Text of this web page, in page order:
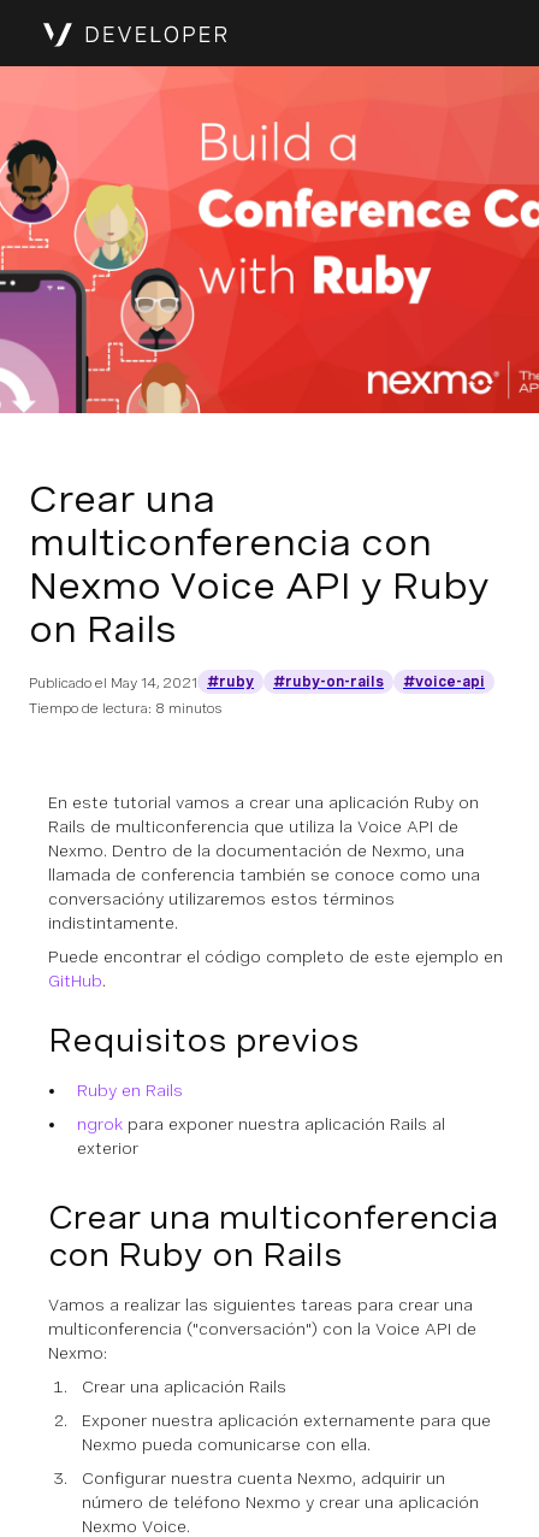
Crear una
multiconferencia con
Nexmo Voice API y Ruby
on Rails
Publicado el May 14, 2021 #ruby #ruby-on-rails
#voice-api
Tiempo de lectura: 8 minutos
En este tutorial vamos a crear una aplicación Ruby on
Rails de multiconferencia que utiliza la Voice API de
Nexmo. Dentro de la documentación de Nexmo, una
llamada de conferencia también se conoce como una
conversacióny utilizaremos estos términos
indistintamente.
Puede encontrar el código completo de este ejemplo en
GitHub.
Requisitos previos
Ruby en Rails
ngrok para exponer nuestra aplicación Rails al
exterior
Crear una multiconferencia
con Ruby on Rails
Vamos a realizar las siguientes tareas para crear una
multiconferencia ("conversación") con la Voice API de
Nexmo:
Crear una aplicación Rails
Exponer nuestra aplicación externamente para que
Nexmo pueda comunicarse con ella.
Configurar nuestra cuenta Nexmo, adquirir un
número de teléfono Nexmo y crear una aplicación
Nexmo Voice.